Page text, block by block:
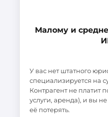
Малому и
У вас нет штатного
специализируется на
Контрагент не платит
услуги, аренда), и вы
её потерять.